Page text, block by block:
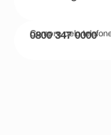
Compre pelo
0800 347 0000